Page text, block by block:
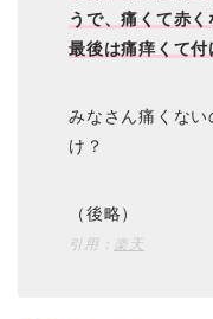
うで、痛くて赤
最後は痛痒くて付
みなさん痛くな
け？
（後略）
引用： 楽天